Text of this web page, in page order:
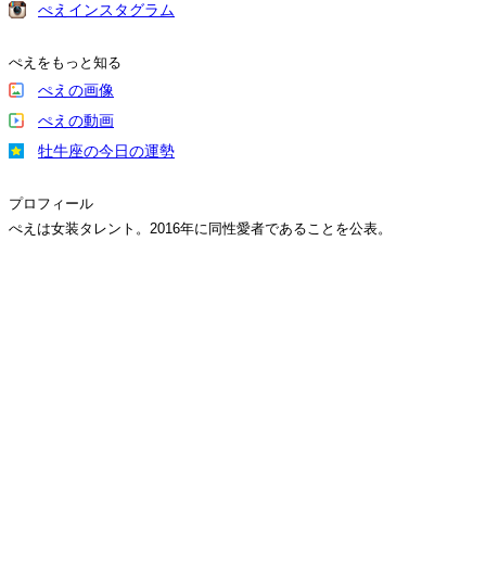
ぺえインスタグラム
ぺえをもっと知る
ぺえの画像
ぺえの動画
牡牛座の今日の運勢
プロフィール
ぺえは女装タレント。2016年に同性愛者であることを公表。